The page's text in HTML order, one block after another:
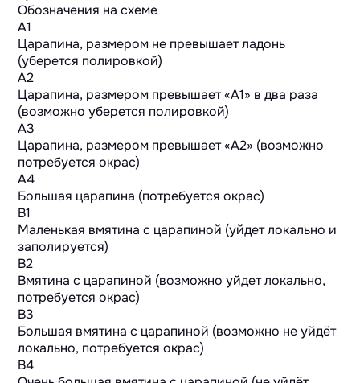
Обозначения на схеме
A1
Царапина, размером не превышает ладонь
(уберется полировкой)
A2
Царапина, размером превышает «А1» в два раза
(возможно уберется полировкой)
A3
Царапина, размером превышает «А2» (возможно
потребуется окрас)
A4
Большая царапина (потребуется окрас)
B1
Маленькая вмятина с царапиной (уйдет локально и
заполируется)
B2
Вмятина с царапиной (возможно уйдет локально,
потребуется окрас)
B3
Большая вмятина с царапиной (возможно не уйдёт
локально, потребуется окрас)
B4